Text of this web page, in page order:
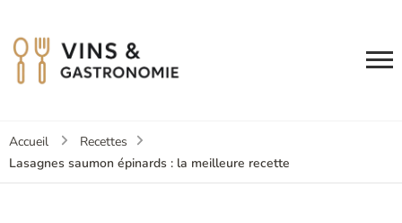
Accueil
Recettes
Lasagnes saumon épinards : la meilleure recette